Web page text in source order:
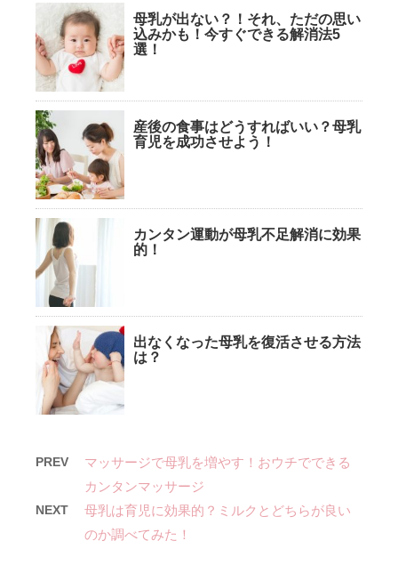
母乳が出ない？！それ、ただの思い
込みかも！今すぐできる解消法5
選！
産後の食事はどうすればいい？母乳
育児を成功させよう！
カンタン運動が母乳不足解消に効果
的！
出なくなった母乳を復活させる方法
は？
PREV
マッサージで母乳を増やす！おウチでできる
カンタンマッサージ
NEXT
母乳は育児に効果的？ミルクとどちらが良い
のか調べてみた！